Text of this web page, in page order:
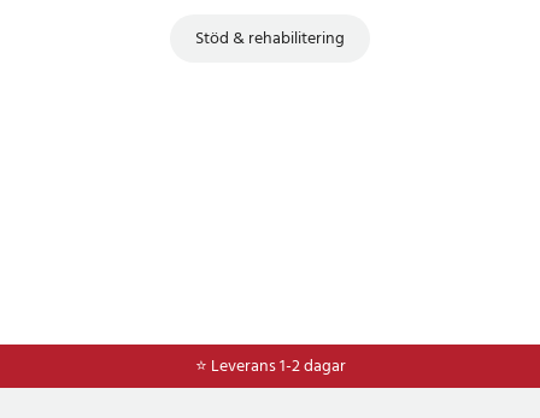
Stöd & rehabilitering
⭐ Leverans 1-2 dagar